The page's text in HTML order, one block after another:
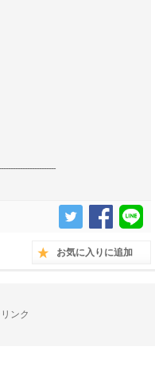
お気に入りに追加
ンク